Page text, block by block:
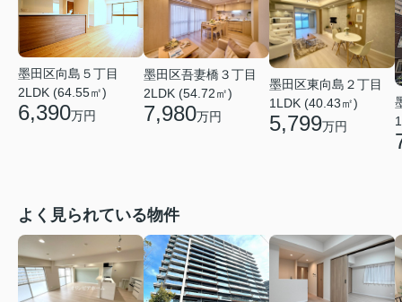
墨田区向島５丁目
2LDK (64.55㎡)
6,390万円
墨田区吾妻橋３丁目
2LDK (54.72㎡)
7,980万円
墨田区東向島２丁目
1LDK (40.43㎡)
5,799万円
よく見られている物件